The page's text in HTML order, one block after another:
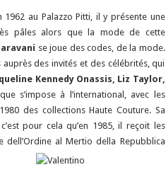
au Palazzo Pitti, il y présente une
pâles alors que la mode de cette
se joue des codes, de la mode.
des invités et des célébrités, qui
Kennedy Onassis, Liz Taylor,
s’impose à l’international, avec les
des collections Haute Couture. Sa
pour cela qu’en 1985, il reçoit les
dell’Ordine al Mertio della Repubblica